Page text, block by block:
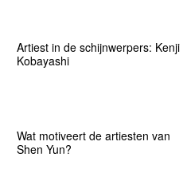
Artiest in de schijnwerpers: Kenji
Kobayashi
Wat motiveert de artiesten van
Shen Yun?